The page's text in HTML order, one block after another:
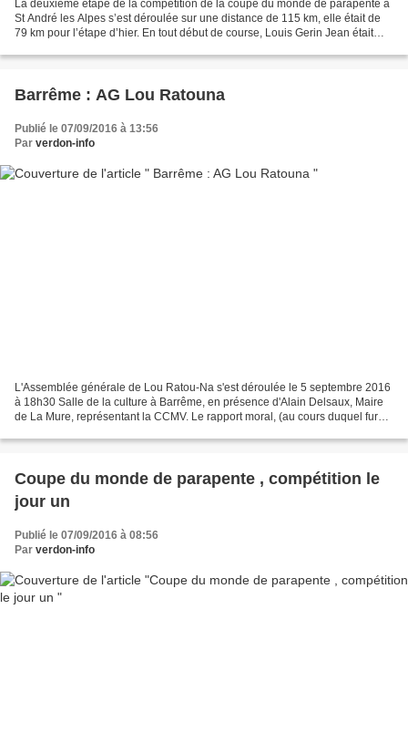
La deuxième étape de la compétition de la coupe du monde de parapente à
St André les Alpes s’est déroulée sur une distance de 115 km, elle était de
79 km pour l’étape d’hier. En tout début de course, Louis Gerin Jean était
Barrême : AG Lou Ratouna
Publié le 07/09/2016 à 13:56
Par verdon-info
L'Assemblée générale de Lou Ratou-Na s'est déroulée le 5 septembre 2016
à 18h30 Salle de la culture à Barrême, en présence d'Alain Delsaux, Maire
de La Mure, représentant la CCMV. Le rapport moral, (au cours duquel furent
Coupe du monde de parapente , compétition le
jour un
Publié le 07/09/2016 à 08:56
Par verdon-info